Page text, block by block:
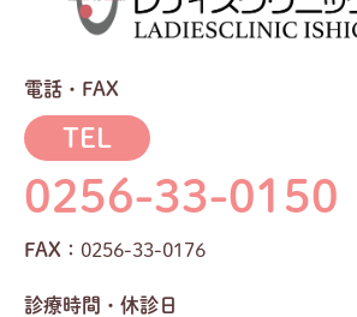
電話・FAX
TEL
0256-33-0150
FAX： 0256-33-0176
診療時間・休診日